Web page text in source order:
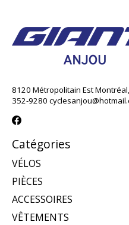
8120 Métropolitain Est
352-9280
Catégories
VÉLOS
PIÈCES
ACCESSOIRES
VÊTEMENTS